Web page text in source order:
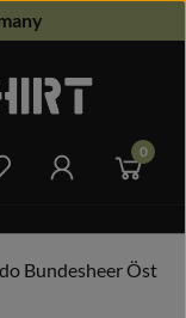
Du hast 0 0
Bundesheer Öst